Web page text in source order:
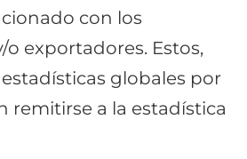
con los
exportadores. Estos,
globales por
remitirse a la estadística